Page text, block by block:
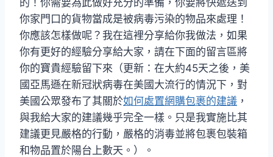
你家門口的貨物當成是被病毒污染的物品來處理！
你應該怎樣做呢？我在這裡分享給你我做法，如果
你有更好的經驗分享給大家，請在下面的留言區將
你的寶貴經驗留下來（更新：在大約45天之後，美
國亞馬遜在新冠狀病毒在美國大流行的情況下，對
美國公眾發布了其關於如何處置網購包裹的建議 ，
與我給大家的建議幾乎完全一樣。只是我實施比其
建議更見嚴格的行動，嚴格的消毒並將包裹包裝箱
和物品置於陽台上數天。）。